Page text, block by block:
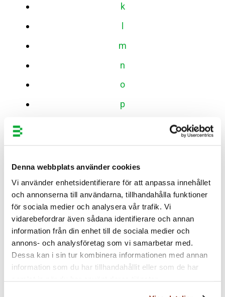
Denna webbplats använder cookies
Vi använder enhetsidentifierare för att anpassa innehållet
och annonserna till användarna, tillhandahålla funktioner
för sociala medier och analysera vår trafik. Vi
vidarebefordrar även sådana identifierare och annan
information från din enhet till de sociala medier och
annons- och analysföretag som vi samarbetar med.
Dessa kan i sin tur kombinera informationen med annan
information som du har tillhandahållit eller som de har
k
m
n
o
p
t
u
v
w
x